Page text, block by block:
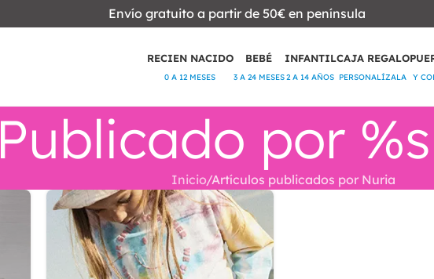
Envío gratuito a partir de 50€ en península
RECIEN NACIDO
0 A 12 MESES
BEBÉ
3 A 24 MESES
INFANTIL
2 A 14 AÑOS
CAJA REGALO
PERSONALÍZALA Y
Publicado por %s
Inicio Artículos publicados por Nuria